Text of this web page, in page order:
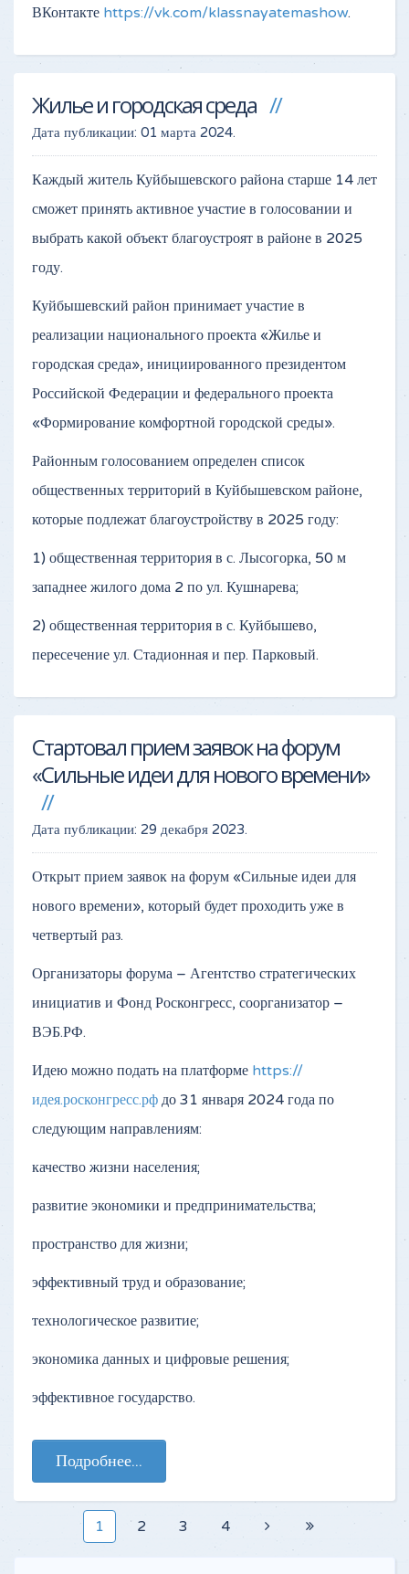
ВКонтакте https://vk.com/klassnayatemashow.
Жилье и городская среда
Дата публикации: 01 марта 2024.
Каждый житель Куйбышевского района старше 14 лет
сможет принять активное участие в голосовании и
выбрать какой объект благоустроят в районе в 2025
году.
Куйбышевский район принимает участие в
реализации национального проекта «Жилье и
городская среда», инициированного президентом
Российской Федерации и федерального проекта
«Формирование комфортной городской среды».
Районным голосованием определен список
общественных территорий в Куйбышевском районе,
которые подлежат благоустройству в 2025 году:
1) общественная территория в с. Лысогорка, 50 м
западнее жилого дома 2 по ул. Кушнарева;
2) общественная территория в с. Куйбышево,
пересечение ул. Стадионная и пер. Парковый.
Стартовал прием заявок на форум
«Сильные идеи для нового времени»
Дата публикации: 29 декабря 2023.
Открыт прием заявок на форум «Сильные идеи для
нового времени», который будет проходить уже в
четвертый раз.
Организаторы форума – Агентство стратегических
инициатив и Фонд Росконгресс, соорганизатор –
ВЭБ.РФ.
Идею можно подать на платформе https://
идея.росконгресс.рф до 31 января 2024 года по
следующим направлениям:
качество жизни населения;
развитие экономики и предпринимательства;
пространство для жизни;
эффективный труд и образование;
технологическое развитие;
экономика данных и цифровые решения;
эффективное государство.
Подробнее...
1 2 3 4